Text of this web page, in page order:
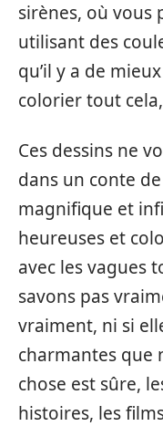
sirènes, où vous
utilisant des
qu’il y a de
colorier tout
Ces dessins ne
dans un conte
magnifique et
heureuses et
avec les vagues
savons pas
vraiment, ni si
charmantes que
chose est sûre,
histoires, les